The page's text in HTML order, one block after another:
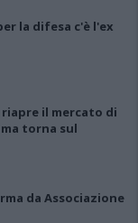
la difesa c'è l'ex
il mercato di
torna sul
da Associazione